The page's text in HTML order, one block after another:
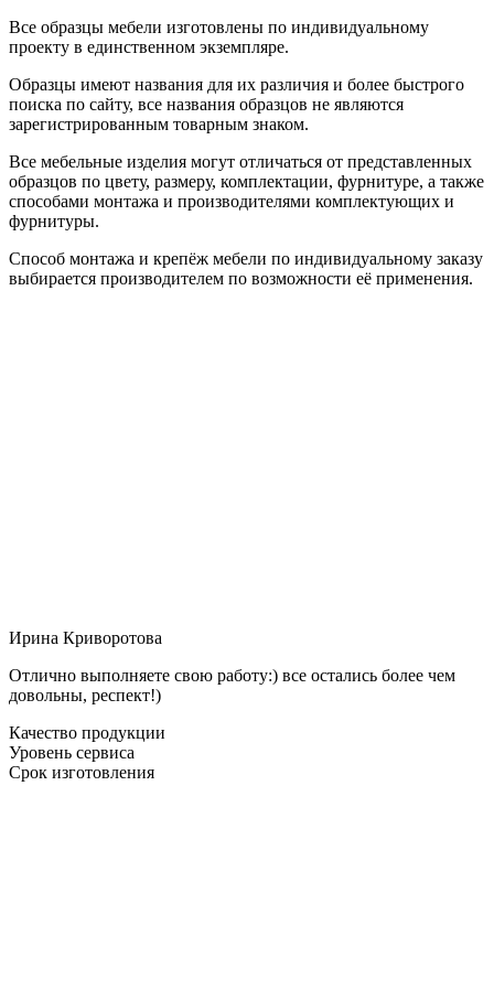
Все образцы мебели изготовлены по индивидуальному
проекту в единственном экземпляре.
Образцы имеют названия для их различия и более быстрого
поиска по сайту, все названия образцов не являются
зарегистрированным товарным знаком.
Все мебельные изделия могут отличаться от представленных
образцов по цвету, размеру, комплектации, фурнитуре, а также
способами монтажа и производителями комплектующих и
фурнитуры.
Способ монтажа и крепёж мебели по индивидуальному заказу
выбирается производителем по возможности её применения.
Ирина Криворотова
Отлично выполняете свою работу:) все остались более чем
довольны, респект!)
Качество продукции
Уровень сервиса
Срок изготовления